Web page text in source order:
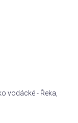
vodácké - Řeka,